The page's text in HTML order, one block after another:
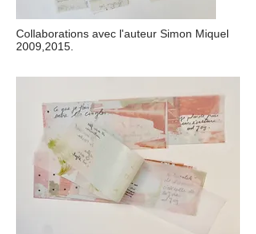
Collaborations avec l'auteur Simon Miquel
2009,2015.